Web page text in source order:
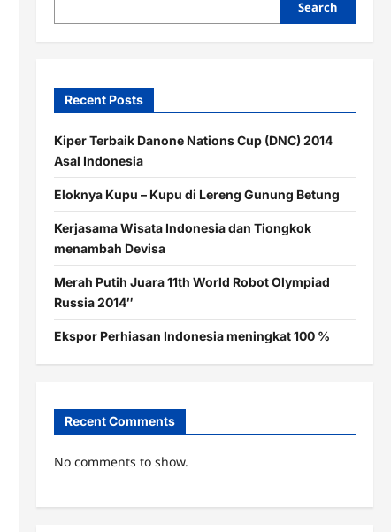
Search
Recent Posts
Kiper Terbaik Danone Nations Cup (DNC) 2014
Asal Indonesia
Eloknya Kupu – Kupu di Lereng Gunung Betung
Kerjasama Wisata Indonesia dan Tiongkok
menambah Devisa
Merah Putih Juara 11th World Robot Olympiad
Russia 2014″
Ekspor Perhiasan Indonesia meningkat 100 %
Recent Comments
No comments to show.